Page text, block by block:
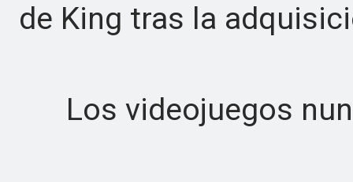
de King tras la
Los videojuegos